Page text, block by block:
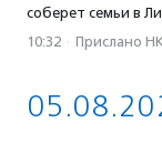
соберет семьи в
10:32 · Прислано